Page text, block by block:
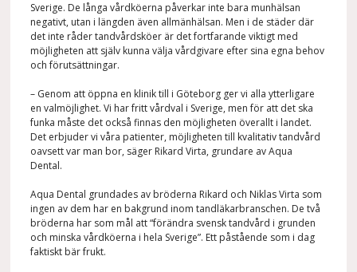
Sverige. De långa vårdköerna påverkar inte bara munhälsan
negativt, utan i längden även allmänhälsan. Men i de städer där
det inte råder tandvårdsköer är det fortfarande viktigt med
möjligheten att själv kunna välja vårdgivare efter sina egna behov
och förutsättningar.
– Genom att öppna en klinik till i Göteborg ger vi alla ytterligare
en valmöjlighet. Vi har fritt vårdval i Sverige, men för att det ska
funka måste det också finnas den möjligheten överallt i landet.
Det erbjuder vi våra patienter, möjligheten till kvalitativ tandvård
oavsett var man bor, säger Rikard Virta, grundare av Aqua
Dental.
Aqua Dental grundades av bröderna Rikard och Niklas Virta som
ingen av dem har en bakgrund inom tandläkarbranschen. De två
bröderna har som mål att “förändra svensk tandvård i grunden
och minska vårdköerna i hela Sverige”. Ett påstående som i dag
faktiskt bär frukt.